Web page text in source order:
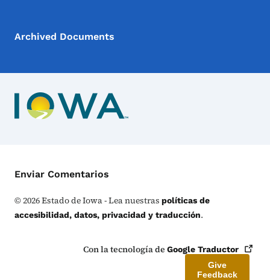
Archived Documents
Menú de Contacto
Enviar Comentarios
©2026Estado de Iowa - Lea nuestras políticas de
accesibilidad, datos, privacidad y traducción.
Con la tecnología de Google Traductor
Give
Feedback